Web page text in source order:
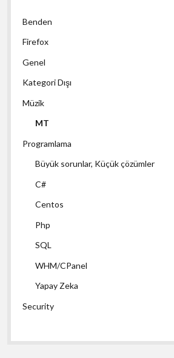
Benden
Firefox
Genel
Kategori Dışı
Müzik
MT
Programlama
Büyük sorunlar, Küçük çözümler
C#
Centos
Php
SQL
WHM/CPanel
Yapay Zeka
Security